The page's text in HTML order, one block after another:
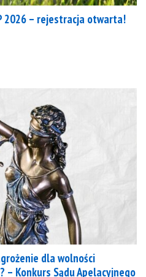
2026 – rejestracja otwarta!
dla wolności
– Konkurs Sądu Apelacyjnego